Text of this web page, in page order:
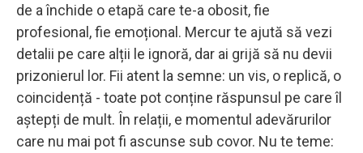
de a închide o etapă care te-a obosit, fie
profesional, fie emoțional. Mercur te ajută să vezi
detalii pe care alții le ignoră, dar ai grijă să nu devii
prizonierul lor. Fii atent la semne: un vis, o replică, o
coincidență - toate pot conține răspunsul pe care îl
aștepți de mult. În relații, e momentul adevărurilor
care nu mai pot fi ascunse sub covor. Nu te teme: